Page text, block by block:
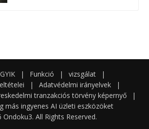
GYIK | Funkció | vizsgálat
|
| Adatvédelmi irányelvek
|
tranzakciós törvény képernyő
|
más ingyenes AI üzleti eszközöket
All Rights Reserved.